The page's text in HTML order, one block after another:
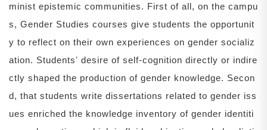
minist epistemic communities. First of all, on the campu
s, Gender Studies courses give students the opportunit
y to reflect on their own experiences on gender socializ
ation. Studentsʼ desire of self-cognition directly or indire
ctly shaped the production of gender knowledge. Secon
d, that students write dissertations related to gender iss
ues enriched the knowledge inventory of gender identiti